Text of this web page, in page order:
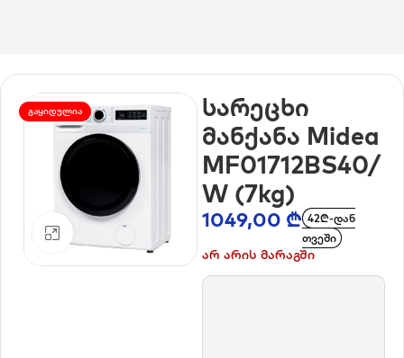
ᲒᲐᲧᲘᲓᲣᲚᲘᲐ
დააკლიკე გასადიდებლად
სარეცხი
მანქანა Midea
MF01712BS40/
W (7kg)
1049,00 ₾ 42₾-დან
თვეში
არ არის მარაგში